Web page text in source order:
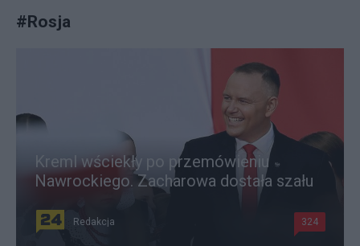
#Rosja
Kreml wściekły po przemówieniu
Nawrockiego. Zacharowa dostała szału
Redakcja 324